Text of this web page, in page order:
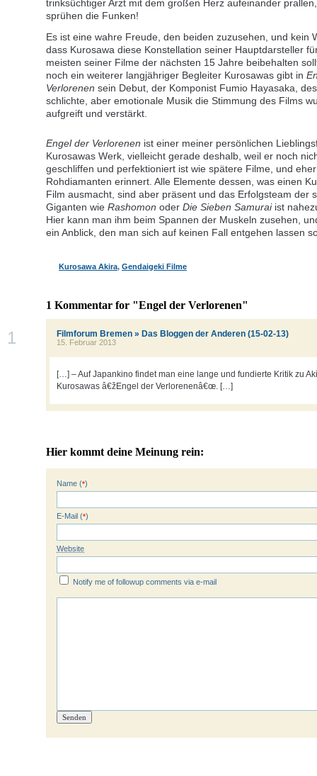
trinksüchtiger Arzt mit dem großen Herz aufeinander
sprühen die Funken!
Es ist eine wahre Freude, den beiden zuzusehen, und kein
dass Kurosawa diese Konstellation seiner Hauptdarsteller
meisten seiner Filme der nächsten 15 Jahre beibehalten
noch ein weiterer langjähriger Begleiter Kurosawas gibt in
Verlorenen sein Debut, der Komponist Fumio Hayasaka,
schlichte, aber emotionale Musik die Stimmung des Films
aufgreift und verstärkt.
Engel der Verlorenen ist einer meiner persönlichen
Kurosawas Werk, vielleicht gerade deshalb, weil er noch
geschliffen und perfektioniert ist wie spätere Filme, und
Rohdiamanten erinnert. Alle Elemente dessen, was einen
Film ausmacht, sind aber präsent und das Erfolgsteam der
Giganten wie Rashomon oder Die Sieben Samuraiist
Hier kann man ihm beim Spannen der Muskeln zusehen,
ein Anblick, den man sich auf keinen Fall entgehen lassen
Kurosawa Akira, Gendaigeki Filme
1 Kommentar for "Engel der Verlorenen"
Filmforum Bremen » Das Bloggen der Anderen (15-02-13)
15. Februar 2013
1
[…] – Auf Japankino findet man eine lange und fundierte Kritik zu
Kurosawas â€žEngel der Verlorenenâ€œ. […]
Hier kommt deine Meinung rein:
Name (*)
E-Mail (*)
Website
Notify me of followup comments via e-mail